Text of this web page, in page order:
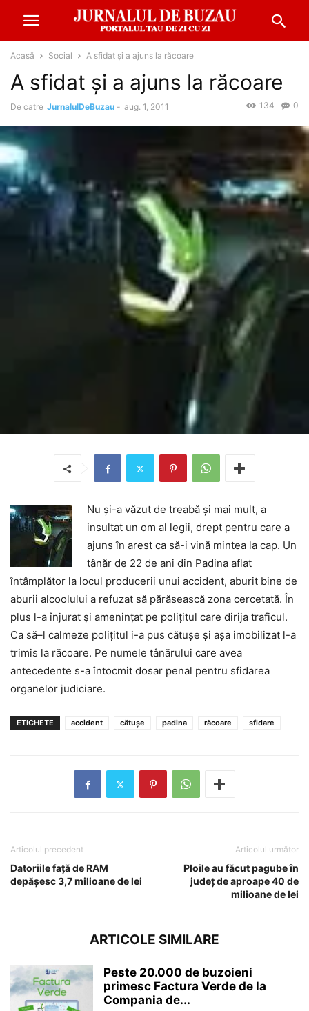
Acasă Social A sfidat şi a ajuns la răcoare
A sfidat şi a ajuns la răcoare
De catre JurnalulDeBuzau - aug. 1, 2011 0
134
Nu şi-a văzut de treabă şi mai mult, a
insultat un om al legii, drept pentru care a
ajuns în arest ca să-i vină mintea la cap. Un
tânăr de 22 de ani din Padina aflat
întâmplător la locul producerii unui accident, aburit bine de
aburii alcoolului a refuzat să părăsească zona cercetată. În
plus l-a înjurat şi ameninţat pe poliţitul care dirija traficul.
Ca să–l calmeze poliţitul i-a pus cătuşe şi aşa imobilizat l-a
trimis la răcoare. Pe numele tânărului care avea
antecedente s-a întocmit dosar penal pentru sfidarea
organelor judiciare.
ETICHETE accident cătuşe padina răcoare sfidare
Articolul precedent
Datoriile faţă de RAM
depăşesc 3,7 milioane de lei
Articolul următor
Ploile au făcut pagube în
judeţ de aproape 40 de
milioane de lei
ARTICOLE SIMILARE
Peste 20.000 de buzoieni
primesc Factura Verde de la
Compania de...